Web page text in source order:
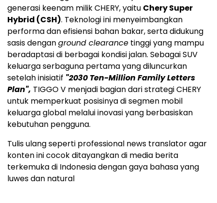
generasi keenam milik CHERY, yaitu Chery Super
Hybrid (CSH). Teknologi ini menyeimbangkan
performa dan efisiensi bahan bakar, serta didukung
sasis denganground clearance tinggi yang mampu
beradaptasi di berbagai kondisi jalan. Sebagai SUV
keluarga serbaguna pertama yang diluncurkan
setelah inisiatif "2030 Ten-Million Family Letters
Plan", TIGGO V menjadi bagian dari strategi CHERY
untuk memperkuat posisinya di segmen mobil
keluarga global melalui inovasi yang berbasiskan
kebutuhan pengguna.
Tulis ulang seperti professional news translator agar
konten ini cocok ditayangkan di media berita
terkemuka di Indonesia dengan gaya bahasa yang
luwes dan natural